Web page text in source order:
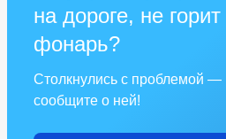
на дороге, не горит
фонарь?
Столкнулись с проблемой —
сообщите о ней!